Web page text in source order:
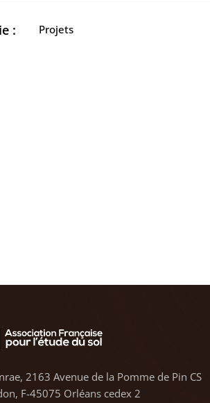
: Projets
2163 Avenue de la Pomme de Pin CS
F-45075 Orléans cedex 2